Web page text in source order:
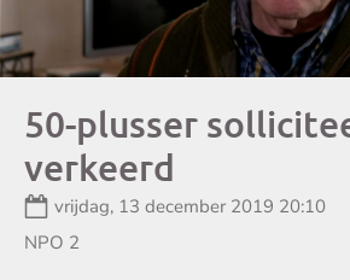
50-plusser
verkeerd
Datum:
vrijdag, 13 december 2019 20:10
Zender:
NPO 2